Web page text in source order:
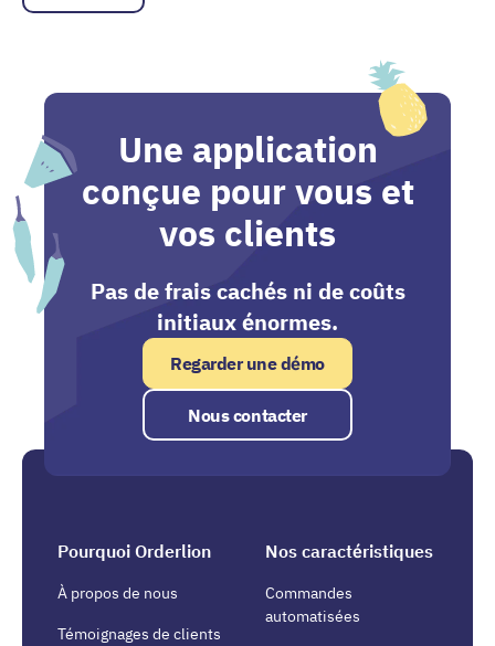
Une application
conçue pour vous et
vos clients
Pas de frais cachés ni de coûts
initiaux énormes.
Regarder une démo
Nous contacter
Pourquoi Orderlion
À propos de nous
Témoignages de clients
Nos caractéristiques
Commandes
automatisées